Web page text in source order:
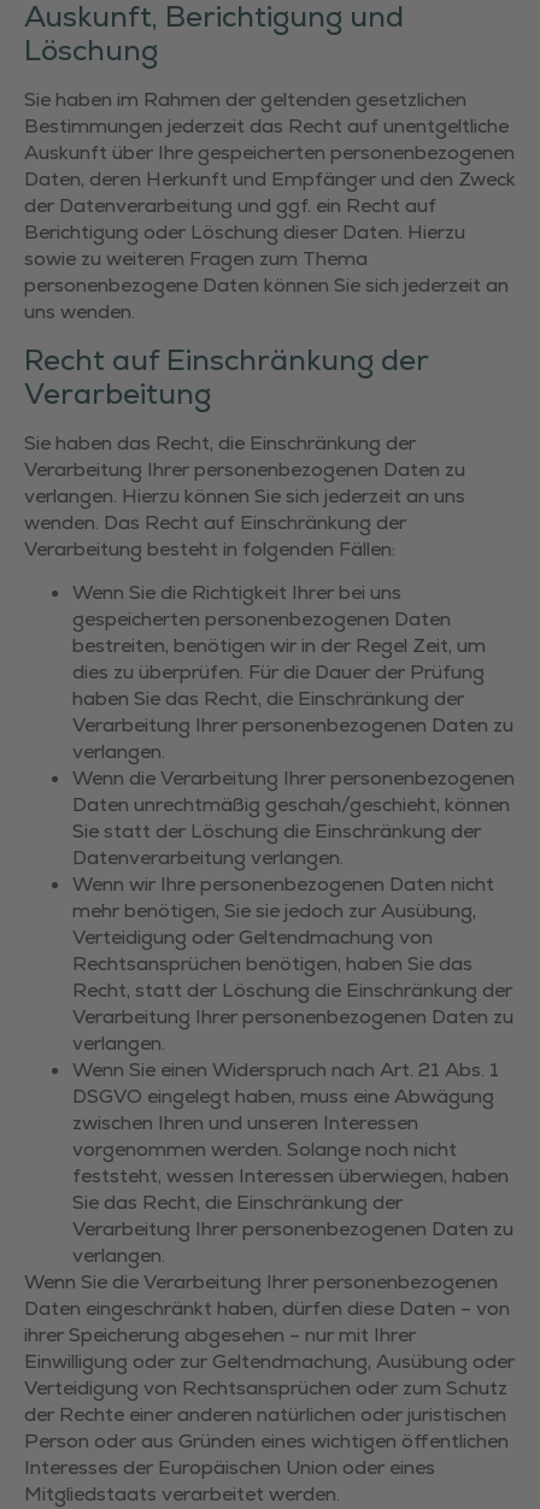
Auskunft, Berichtigung und
Löschung
Sie haben im Rahmen der geltenden gesetzlichen
Bestimmungen jederzeit das Recht auf unentgeltliche
Auskunft über Ihre gespeicherten personenbezogenen
Daten, deren Herkunft und Empfänger und den Zweck
der Datenverarbeitung und ggf. ein Recht auf
Berichtigung oder Löschung dieser Daten. Hierzu
sowie zu weiteren Fragen zum Thema
personenbezogene Daten können Sie sich jederzeit an
uns wenden.
Recht auf Einschränkung der
Verarbeitung
Sie haben das Recht, die Einschränkung der
Verarbeitung Ihrer personenbezogenen Daten zu
verlangen. Hierzu können Sie sich jederzeit an uns
wenden. Das Recht auf Einschränkung der
Verarbeitung besteht in folgenden Fällen:
Wenn Sie die Richtigkeit Ihrer bei uns
gespeicherten personenbezogenen Daten
bestreiten, benötigen wir in der Regel Zeit, um
dies zu überprüfen. Für die Dauer der Prüfung
haben Sie das Recht, die Einschränkung der
Verarbeitung Ihrer personenbezogenen Daten zu
verlangen.
Wenn die Verarbeitung Ihrer personenbezogenen
Daten unrechtmäßig geschah/geschieht, können
Sie statt der Löschung die Einschränkung der
Datenverarbeitung verlangen.
Wenn wir Ihre personenbezogenen Daten nicht
mehr benötigen, Sie sie jedoch zur Ausübung,
Verteidigung oder Geltendmachung von
Rechtsansprüchen benötigen, haben Sie das
Recht, statt der Löschung die Einschränkung der
Verarbeitung Ihrer personenbezogenen Daten zu
verlangen.
Wenn Sie einen Widerspruch nach Art. 21 Abs. 1
DSGVO eingelegt haben, muss eine Abwägung
zwischen Ihren und unseren Interessen
vorgenommen werden. Solange noch nicht
feststeht, wessen Interessen überwiegen, haben
Sie das Recht, die Einschränkung der
Verarbeitung Ihrer personenbezogenen Daten zu
verlangen.
Wenn Sie die Verarbeitung Ihrer personenbezogenen
Daten eingeschränkt haben, dürfen diese Daten – von
ihrer Speicherung abgesehen – nur mit Ihrer
Einwilligung oder zur Geltendmachung, Ausübung oder
Verteidigung von Rechtsansprüchen oder zum Schutz
der Rechte einer anderen natürlichen oder juristischen
Person oder aus Gründen eines wichtigen öffentlichen
Interesses der Europäischen Union oder eines
Mitgliedstaats verarbeitet werden.